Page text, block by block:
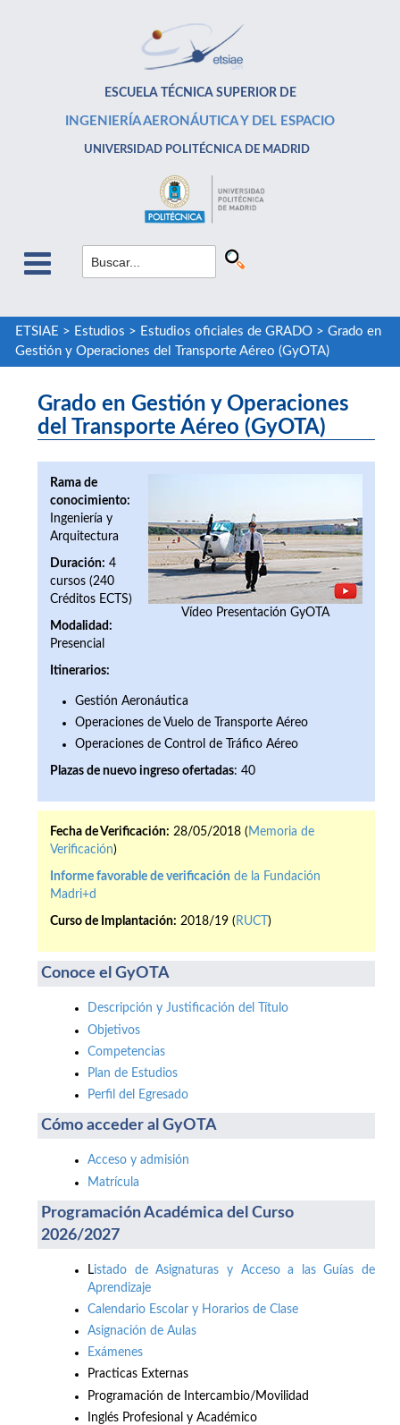
ESCUELA TÉCNICA SUPERIOR DE
INGENIERÍA AERONÁUTICA Y DEL ESPACIO
UNIVERSIDAD POLITÉCNICA DE MADRID
ETSIAE > Estudios > Estudios oficiales de GRADO> Grado en
Gestión y Operaciones del Transporte Aéreo (GyOTA)
Grado en Gestión y Operaciones
del Transporte Aéreo (GyOTA)
Vídeo Presentación GyOTA
Rama de
conocimiento:
Ingeniería y
Arquitectura
Duración: 4
cursos (240
Créditos ECTS)
Modalidad:
Presencial
Itinerarios:
Gestión Aeronáutica
Operaciones de Vuelo de Transporte Aéreo
Operaciones de Control de Tráfico Aéreo
Plazas de nuevo ingreso ofertadas: 40
Fecha de Verificación: 28/05/2018 ( Memoria de
Verificación)
Informe favorable de verificación de la Fundación
Madri+d
Curso de Implantación: 2018/19 ( RUCT )
Conoce el GyOTA
Descripción y Justificación del Título
Objetivos
Competencias
Plan de Estudios
Perfil del Egresado
Cómo acceder al GyOTA
Acceso y admisión
Matrícula
Programación Académica del Curso
2026/2027
Listado de Asignaturas y Acceso a las Guías de
Aprendizaje
Calendario Escolar y Horarios de Clase
Asignación de Aulas
Exámenes
Practicas Externas
Programación de Intercambio/Movilidad
Inglés Profesional y Académico